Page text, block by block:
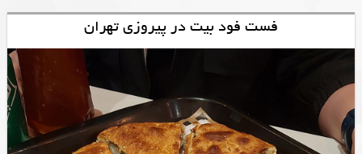
فست فود بیت در پیروزی تهران